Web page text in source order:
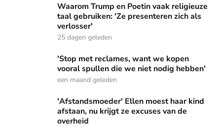
Waarom Trump en Poetin vaak religieuze taal gebruiken:
Waarom Trump en Poetin vaak religieuze
taal gebruiken: 'Ze presenteren zich als
verlosser'
25 dagen geleden
'Stop met reclames, want we kopen vooral spullen die we
'Stop met reclames, want we kopen
vooral spullen die we niet nodig hebben'
een maand geleden
'Afstandsmoeder' Ellen moest haar kind afstaan, nu krijgt
'Afstandsmoeder' Ellen moest haar kind
afstaan, nu krijgt ze excuses van de
overheid